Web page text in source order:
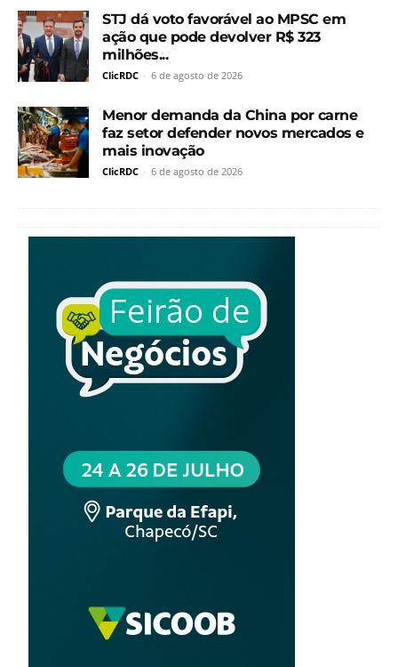
STJ dá voto favorável ao MPSC em
ação que pode devolver R$ 323
milhões...
ClicRDC - 6 de agosto de 2026
Menor demanda da China por carne
faz setor defender novos mercados e
mais inovação
ClicRDC - 6 de agosto de 2026